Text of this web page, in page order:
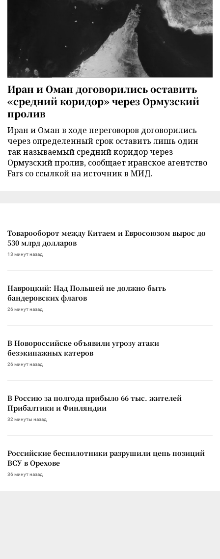
Иран и Оман договорились оставить
«средний коридор» через Ормузский
пролив
Иран и Оман в ходе переговоров договорились
через определенный срок оставить лишь один
так называемый средний коридор через
Ормузский пролив, сообщает иранское агентство
Fars со ссылкой на источник в МИД.
Товарооборот между Китаем и Евросоюзом вырос до
530 млрд долларов
13 минут назад
Навроцкий: Над Польшей не должно быть
бандеровских флагов
26 минут назад
В Новороссийске объявили угрозу атаки
безэкипажных катеров
26 минут назад
В Россию за полгода прибыло 66 тыс. жителей
Прибалтики и Финляндии
32 минуты назад
Российские беспилотники разрушили цепь позиций
ВСУ в Орехове
36 минут назад